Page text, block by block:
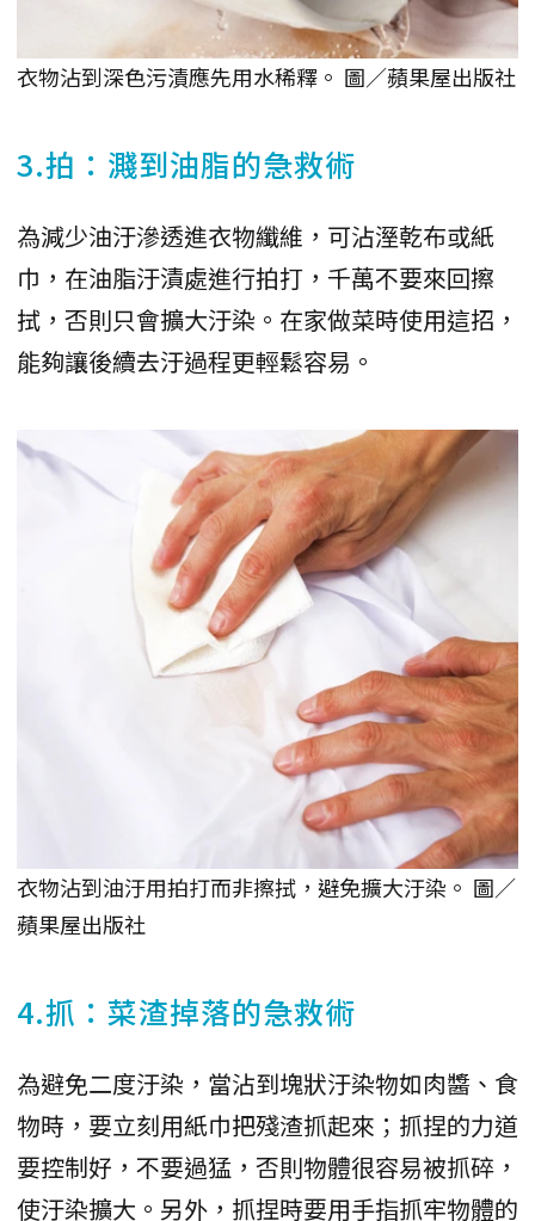
衣物沾到深色污漬應先用水稀釋。 圖／蘋果屋出版社
3.拍：濺到油脂的急救術
為減少油汙滲透進衣物纖維，可沾溼乾布或紙
巾，在油脂汙漬處進行拍打，千萬不要來回擦
拭，否則只會擴大汙染。在家做菜時使用這招，
能夠讓後續去汙過程更輕鬆容易。
衣物沾到油汙用拍打而非擦拭，避免擴大汙染。 圖／
蘋果屋出版社
4.抓：菜渣掉落的急救術
為避免二度汙染，當沾到塊狀汙染物如肉醬、食
物時，要立刻用紙巾把殘渣抓起來；抓捏的力道
要控制好，不要過猛，否則物體很容易被抓碎，
使汙染擴大。另外，抓捏時要用手指抓牢物體的